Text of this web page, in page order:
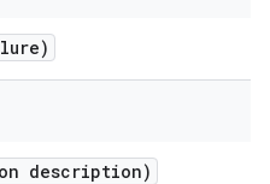
description)